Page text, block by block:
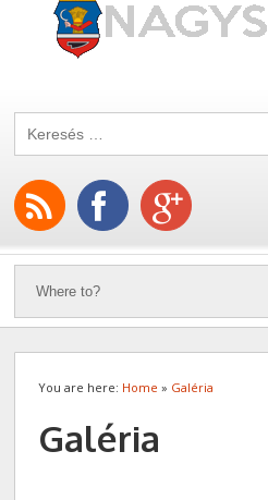
You are here: Home » Galéria
Galéria